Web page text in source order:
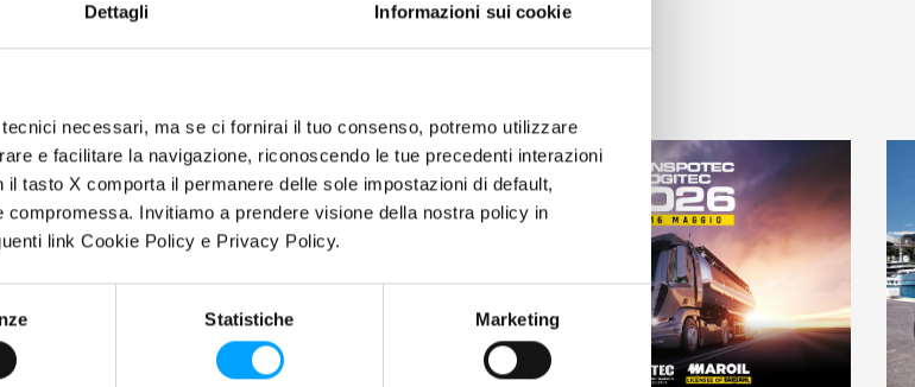
Dettagli Informazioni sui cookie
necessari, ma se ci fornirai il tuo consenso, potremo utilizzare
e facilitare la navigazione, riconoscendo le tue precedenti interazioni
tasto X comporta il permanere delle sole impostazioni di default,
compromessa. Invitiamo a prendere visione della nostra policy in
link Cookie Policy e Privacy Policy.
Statistiche Marketing